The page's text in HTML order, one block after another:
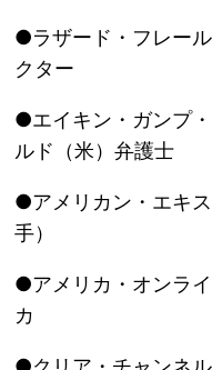
●ラザード・フレー
クター
●エイキン・ガンプ
ルド（米）弁護士
●アメリカン・エキ
手）
●アメリカ・オンラ
カ